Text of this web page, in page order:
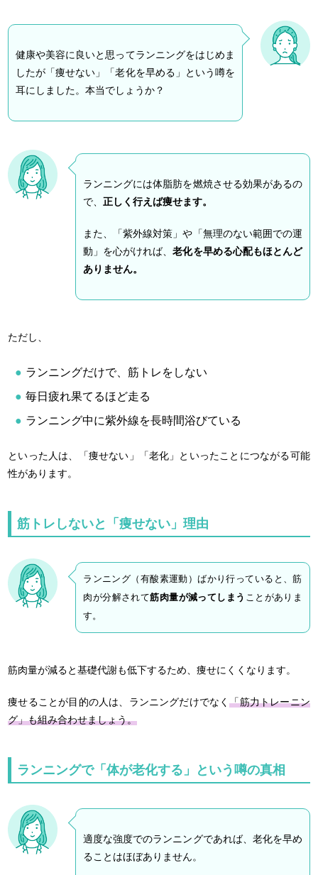
健康や美容に良いと思ってランニングをはじめま
したが「痩せない」「老化を早める」という噂を
耳にしました。本当でしょうか？
ランニングには体脂肪を燃焼させる効果があるの
で、正しく行えば痩せます。
また、「紫外線対策」や「無理のない範囲での運
動」を心がければ、老化を早める心配もほとんど
ありません。
ただし、
ランニングだけで、筋トレをしない
毎日疲れ果てるほど走る
ランニング中に紫外線を長時間浴びている
といった人は、「痩せない」「老化」といったことにつながる可能
性があります。
筋トレしないと「痩せない」理由
ランニング（有酸素運動）ばかり行っていると、筋
肉が分解されて筋肉量が減ってしまう ことがありま
す。
筋肉量が減ると基礎代謝も低下するため、痩せにくくなります。
痩せることが目的の人は、ランニングだけでなく「筋力トレーニン
グ」も組み合わせましょう。
ランニングで「体が老化する」という噂の真相
適度な強度でのランニングであれば、老化を早め
ることはほぼありません。